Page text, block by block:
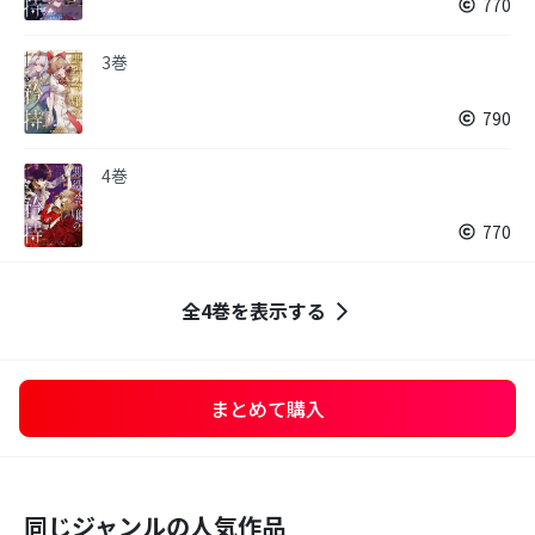
770
3巻
790
4巻
770
全4巻を表示する
まとめて購入
同じジャンルの人気作品